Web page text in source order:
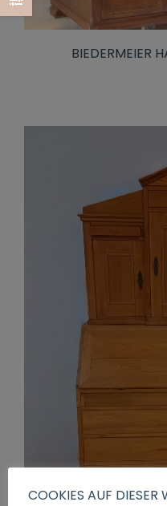
BIEDERMEIER
COOKIES AUF DIESER